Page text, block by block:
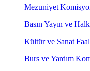
Mezuniyet
Basın Yayın ve
Kültür ve Sanat
Burs ve Yardım